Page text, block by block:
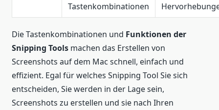
Tastenkombinationen
Die Tastenkombinationen und Funktionen der
Snipping Tools machen das Erstellen von
Screenshots auf dem Mac schnell, einfach und
effizient. Egal für welches Snipping Tool Sie sich
entscheiden, Sie werden in der Lage sein,
Screenshots zu erstellen und sie nach Ihren